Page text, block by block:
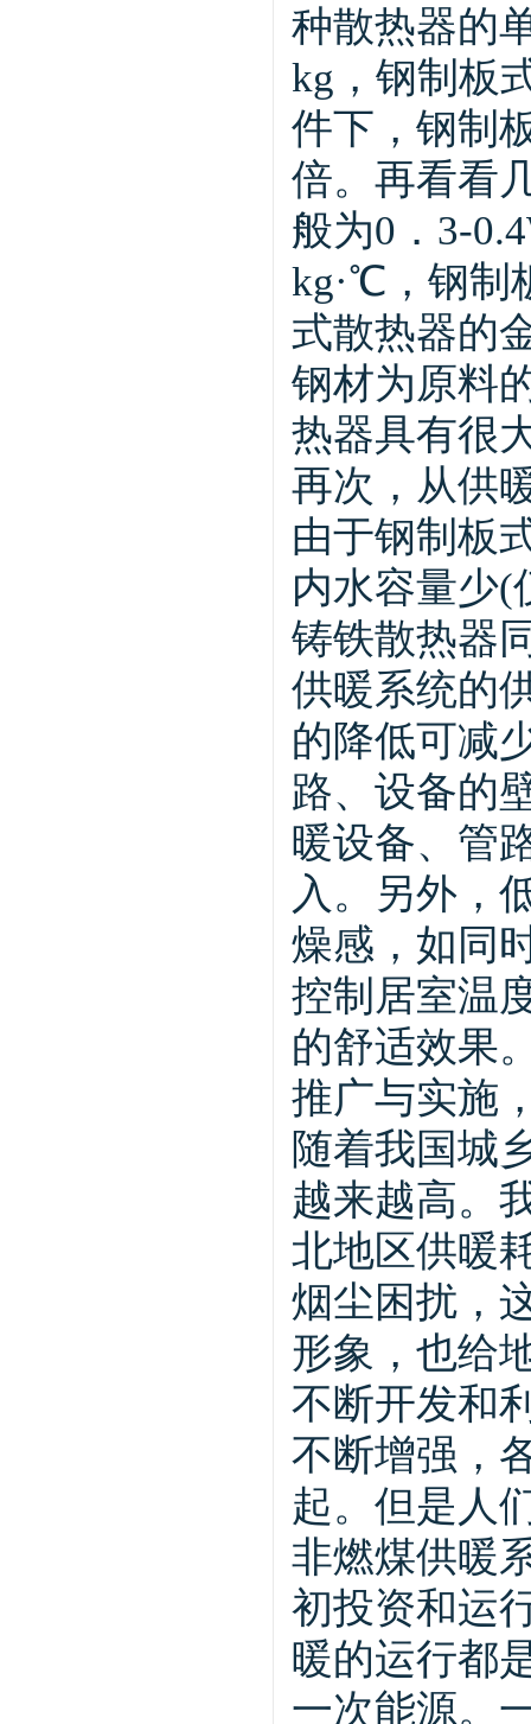
种散热器的
kg，钢制板
件下，钢制
倍。再看看
般为0．3-
kg·℃，钢制
式散热器的
钢材为原料
热器具有很
再次，从供
由于钢制板
内水容量少(
铸铁散热器
供暖系统的
的降低可减
路、设备的
暖设备、管
入。另外，
燥感，如同
控制居室温
的舒适效果
推广与实施
随着我国城
越来越高。
北地区供暖
烟尘困扰，
形象，也给
不断开发和
不断增强，
起。但是人
非燃煤供暖
初投资和运
暖的运行都
一次能源。